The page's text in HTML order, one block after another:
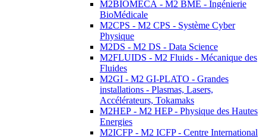
M2BIOMECA - M2 BME - Ingénierie
BioMédicale
M2CPS - M2 CPS - Système Cyber
Physique
M2DS - M2 DS - Data Science
M2FLUIDS - M2 Fluids - Mécanique des
Fluides
M2GI - M2 GI-PLATO - Grandes
installations - Plasmas, Lasers,
Accélérateurs, Tokamaks
M2HEP - M2 HEP - Physique des Hautes
Energies
M2ICFP - M2 ICFP - Centre International